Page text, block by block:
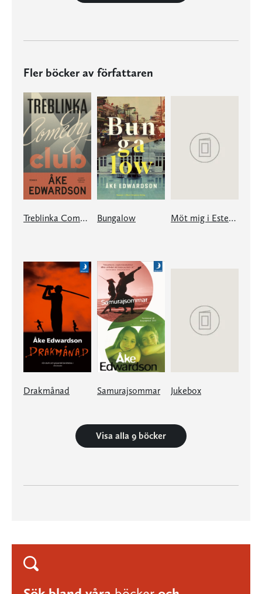
Fler böcker av författaren
Treblinka Comedy Club Bungalow Möt mig i Estepona
Drakmånad Samurajsommar Jukebox
Visa alla 9 böcker